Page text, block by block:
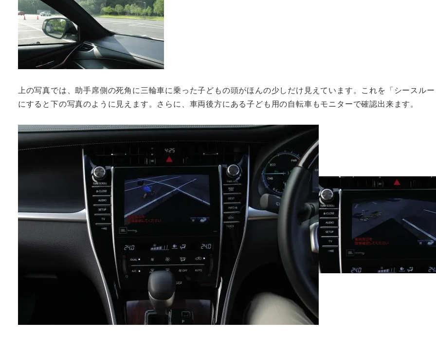
上の写真では、助手席側の死角に三輪車に乗った子どもの頭がほんの少しだけ見えています。これを「シースル
にすると下の写真のように見えます。さらに、車両後方にある子ども用の自転車もモニターで確認出来ます。